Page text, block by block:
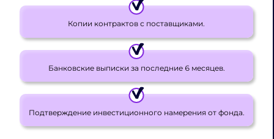
Копии контрактов с поставщиками.
Банковские выписки за последние 6 месяцев.
Подтверждение инвестиционного намерения от фонда.